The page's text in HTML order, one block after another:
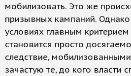
мобилизовать. Это же
призывных кампаний.
условиях главным
становится просто
следствие,
зачастую те, до кого власти